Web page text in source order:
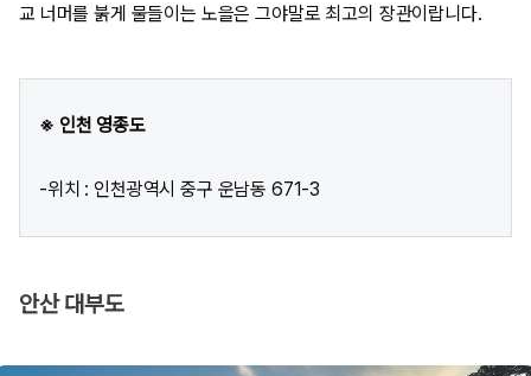
교 너머를 붉게 물들이는 노을은 그야말로 최고의 장관이랍니다.
※ 인천 영종도
-위치 : 인천광역시 중구 운남동 671-3
안산 대부도​